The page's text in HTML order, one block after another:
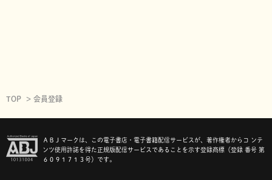
TOP 会員登録
ＡＢＪマークは、この電子書店・電子書籍配信サービスが、著作権者からコ ンテ
ンツ使用許諾を得た正規版配信サービスであることを示す登録商標（登録 番号 第
６０９１７１３号）です。